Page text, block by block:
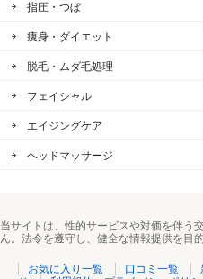
指圧・つぼ
痩身・ダイエット
脱毛・ムダ毛処理
フェイシャル
エイジングケア
ヘッドマッサージ
当サイトは、性的サービスや対価を伴う
ん。法令を遵守し、健全な情報提供を目
お気に入り一覧 口コミ一覧